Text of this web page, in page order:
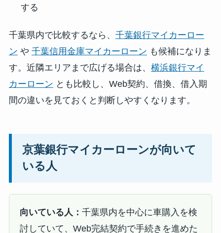
する
千葉県内で比較するなら、 千葉銀行マイカーロー
ン や 千葉信用金庫マイカーローン も候補になりま
す。近隣エリアまで広げる場合は、 横浜銀行マイ
カーローン とも比較し、Web契約、借換、借入期
間の違いを見ておくと判断しやすくなります。
京葉銀行マイカーローンが向いて
いる人
向いている人：千葉県内を中心に車購入を検
討していて、Web完結契約で手続きを進めた